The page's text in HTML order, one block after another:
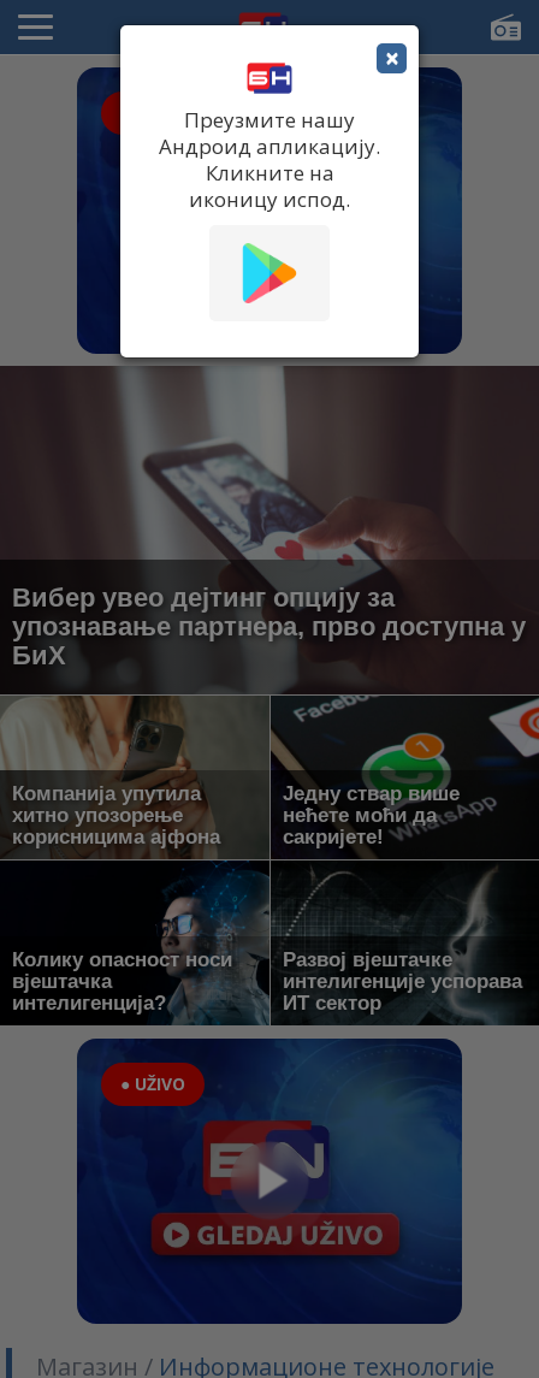
Вибер увео дејтинг опцију за
упознавање партнера, прво доступна у
БиХ
Компанија упутила
хитно упозорење
корисницима ајфона
Једну ствар више
нећете моћи да
сакријете!
Колику опасност носи
вјештачка
интелигенција?
Развој вјештачке
интелигенције успорава
ИТ сектор
● UŽIVO
Магазин / Информационе технологије
×
Преузмите нашу
Андроид апликацију.
Кликните на
иконицу испод.